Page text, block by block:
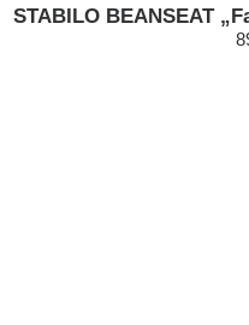
STABILO BEANSEAT